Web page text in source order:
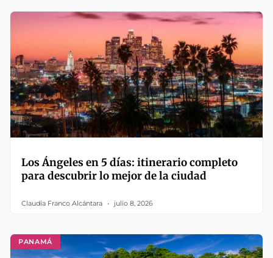
Los Ángeles en 5 días: itinerario completo
para descubrir lo mejor de la ciudad
Claudia Franco Alcántara julio 8, 2026
PANAMÁ